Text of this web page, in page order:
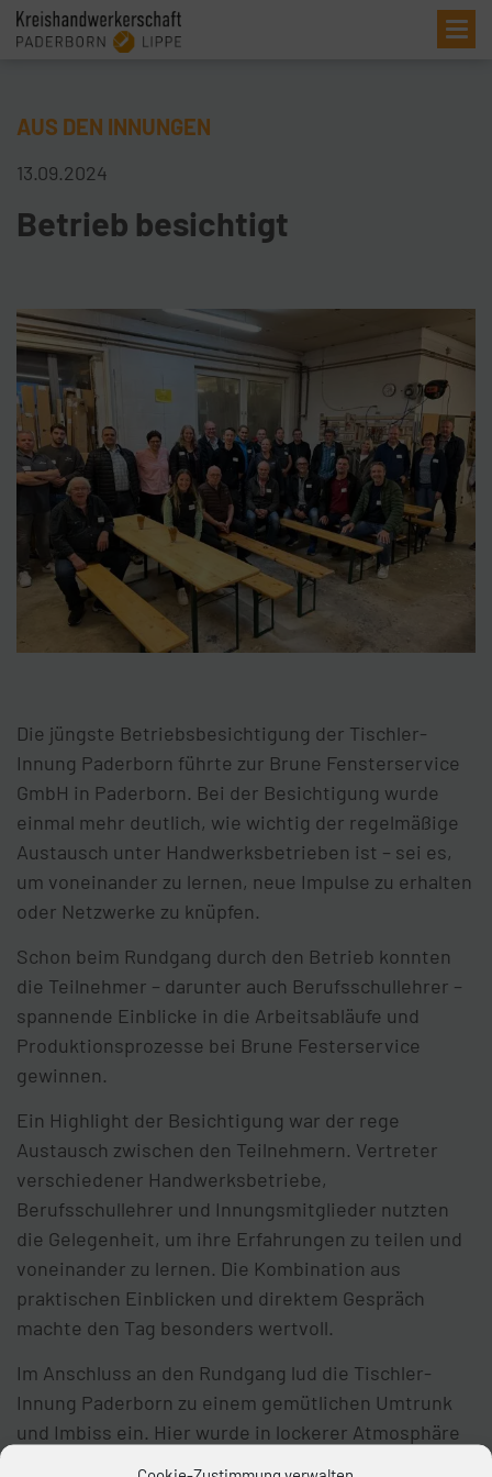
AUS DEN INNUNGEN
13.09.2024
Betrieb besichtigt
Die jüngste Betriebsbesichtigung der Tischler-
Innung Paderborn führte zur Brune Fensterservice
GmbH in Paderborn. Bei der Besichtigung wurde
einmal mehr deutlich, wie wichtig der regelmäßige
Austausch unter Handwerksbetrieben ist – sei es,
um voneinander zu lernen, neue Impulse zu erhalten
oder Netzwerke zu knüpfen.
Schon beim Rundgang durch den Betrieb konnten
die Teilnehmer – darunter auch Berufsschullehrer –
spannende Einblicke in die Arbeitsabläufe und
Produktionsprozesse bei Brune Festerservice
gewinnen.
Ein Highlight der Besichtigung war der rege
Austausch zwischen den Teilnehmern. Vertreter
verschiedener Handwerksbetriebe,
Berufsschullehrer und Innungsmitglieder nutzten
die Gelegenheit, um ihre Erfahrungen zu teilen und
voneinander zu lernen. Die Kombination aus
praktischen Einblicken und direktem Gespräch
machte den Tag besonders wertvoll.
Im Anschluss an den Rundgang lud die Tischler-
Innung Paderborn zu einem gemütlichen Umtrunk
und Imbiss ein. Hier wurde in lockerer Atmosphäre